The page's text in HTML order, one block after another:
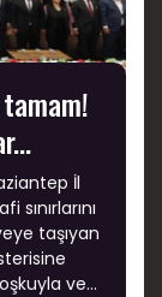
İl
taşıyan
ve